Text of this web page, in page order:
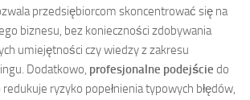
przedsiębiorcom skoncentrować się na
biznesu, bez konieczności zdobywania
umiejętności czy wiedzy z zakresu
Dodatkowo, profesjonalne podejście do
ryzyko popełnienia typowych błędów,